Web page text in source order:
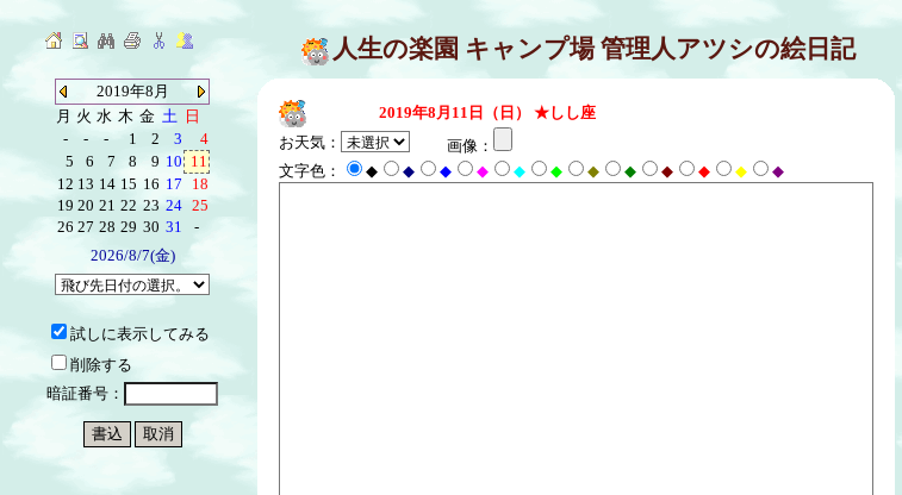
人生の楽園 キャンプ場 管理人アツシの絵日記
2019年8月
月 火 水 木 金 土 日
-
- - 1 2 3
4
5
6 7 8 9 10 11
12 13 14 15 16 17
18
19 20 21 22 23 24 25
26 27 28 29 30 31
-
2026/8/7(金)
試しに表示してみる
削除する
暗証番号：
2019年8月11日（日）
★しし座
お天気：
画像：
文字色：
◆ ◆ ◆ ◆ ◆ ◆ ◆ ◆ ◆ ◆ ◆ ◆